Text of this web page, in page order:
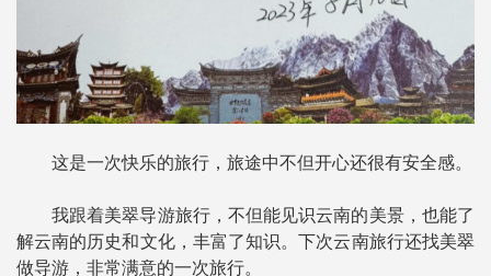
这是一次快乐的旅行，旅途中不但开心还很有安全感。
我跟着美翠导游旅行，不但能见识云南的美景，也能了
解云南的历史和文化，丰富了知识。下次云南旅行还找美翠
做导游，非常满意的一次旅行。